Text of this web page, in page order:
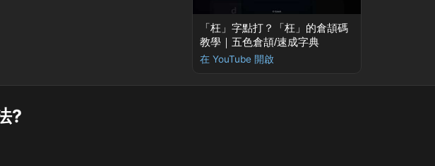
「枉」字點打？「枉」的倉頡碼
教學｜五色倉頡/速成字典
在 YouTube 開啟
?